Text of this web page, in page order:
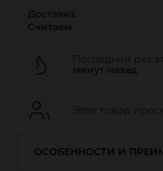
Доставка:
Считаем
Последний раз
минут назад
Этот товар
ОСОБЕННОСТИ И